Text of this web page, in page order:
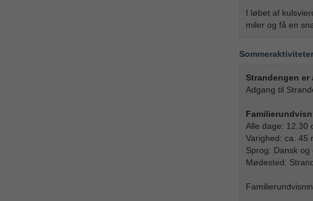
I løbet af
miler og få en
Strandengen er
Adgang til
Alle dage: 12.30
Varighed: ca. 45
Sprog: Dansk og
Mødested: